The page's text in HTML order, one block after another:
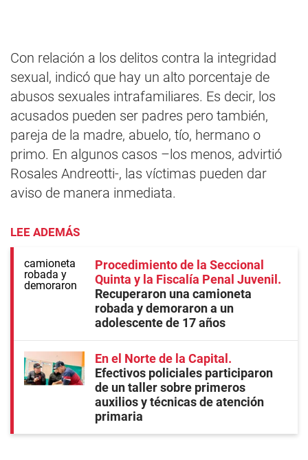
Con relación a los delitos contra la integridad
sexual, indicó que hay un alto porcentaje de
abusos sexuales intrafamiliares. Es decir, los
acusados pueden ser padres pero también,
pareja de la madre, abuelo, tío, hermano o
primo. En algunos casos –los menos, advirtió
Rosales Andreotti-, las víctimas pueden dar
aviso de manera inmediata.
LEE ADEMÁS
Procedimiento de la Seccional
Quinta y la Fiscalía Penal Juvenil
Recuperaron una camioneta
robada y demoraron a un
adolescente de 17 años
En el Norte de la Capital
Efectivos policiales participaron
de un taller sobre primeros
auxilios y técnicas de atención
primaria